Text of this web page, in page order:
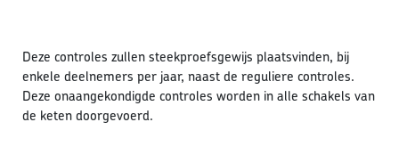
Deze controles zullen steekproefsgewijs plaatsvinden, bij
enkele deelnemers per jaar, naast de reguliere controles.
Deze onaangekondigde controles worden in alle schakels van
de keten doorgevoerd.